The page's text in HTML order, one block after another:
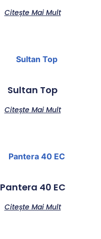
Citește Mai Mult
Sultan Top
Citește Mai Mult
Pantera 40 EC
Citește Mai Mult